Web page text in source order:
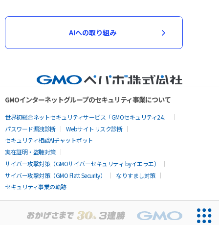
AIへの取り組み
GMOインターネットグループのセキュリティ事業について
世界初総合ネットセキュリティサービス「GMOセキュリティ24」
パスワード漏洩診断
Webサイトリスク診断
セキュリティ相談AIチャットボット
実在証明・盗聴対策
サイバー攻撃対策（GMOサイバーセキュリティ byイエラエ）
サイバー攻撃対策（GMO Flatt Security）
なりすまし対策
セキュリティ事業の軌跡